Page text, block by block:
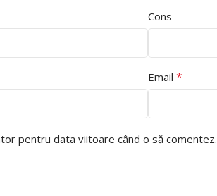
Cons
Email *
pentru data viitoare când o să comentez.